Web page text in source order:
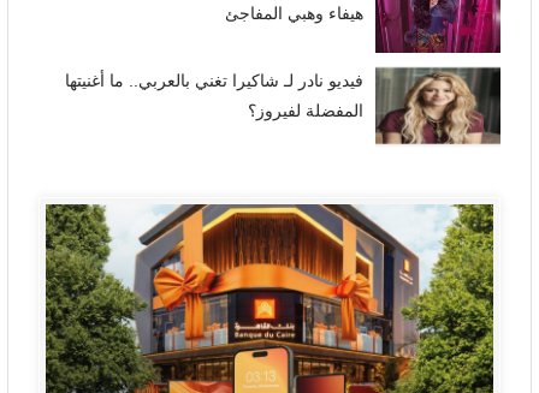
هيفاء وهبي المفاجئ
فيديو نادر لـ شاكيرا تغني بالعربي.. ما أغنيتها
المفضلة لفيروز؟